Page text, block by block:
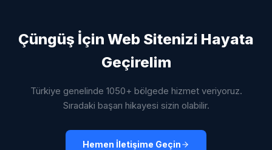
Çüngüş İçin Web Sitenizi Hayata
Geçirelim
Türkiye genelinde 1050+ bölgede hizmet veriyoruz.
Sıradaki başarı hikayesi sizin olabilir.
Hemen İletişime Geçin